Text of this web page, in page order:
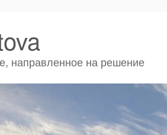
направленное на решение